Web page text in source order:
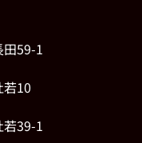
田59-1
10
若39-1